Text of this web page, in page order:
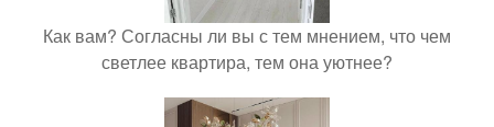
Как вам? Согласны ли вы с тем мнением, что чем
светлее квартира, тем она уютнее?